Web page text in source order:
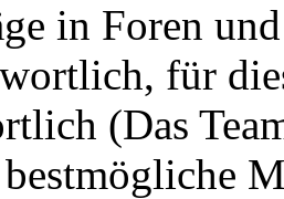
in Foren
für
(Das
bestmögliche